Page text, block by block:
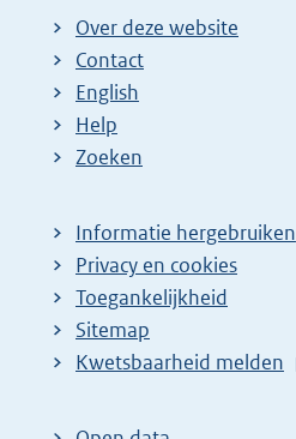
Over deze website
Contact
English
Help
Zoeken
Informatie hergebruiken
Privacy en cookies
Toegankelijkheid
Sitemap
E
t
Kwetsbaarheid melden